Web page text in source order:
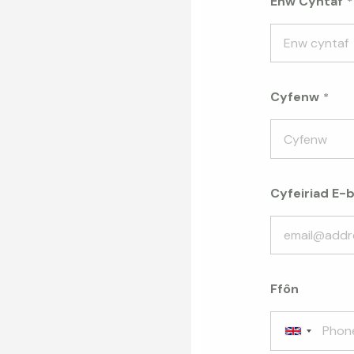
Cyfenw
Cyfeiriad E-
Ffôn